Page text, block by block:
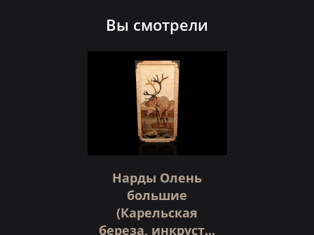
Вы смотрели
Нарды Олень
большие
(Карельская
береза, инкруст...